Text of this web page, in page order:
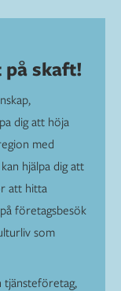
på skaft!
dig att höja
med
hjälpa dig att
att hitta
företagsbesök
som
tjänsteföretag,